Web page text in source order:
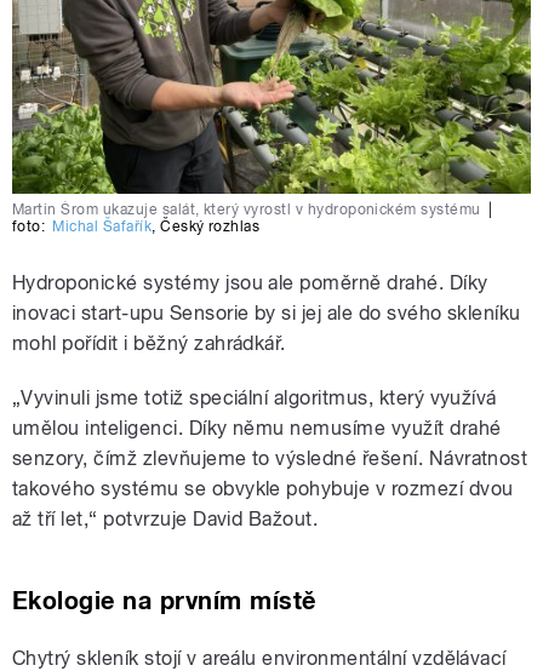
Martin Šrom ukazuje salát, který vyrostl v hydroponickém systému
foto: Michal Šafařík ,Český rozhlas
Hydroponické systémy jsou ale poměrně drahé. Díky
inovaci start-upu Sensorie by si jej ale do svého skleníku
mohl pořídit i běžný zahrádkář.
„Vyvinuli jsme totiž speciální algoritmus, který využívá
umělou inteligenci. Díky němu nemusíme využít drahé
senzory, čímž zlevňujeme to výsledné řešení. Návratnost
takového systému se obvykle pohybuje v rozmezí dvou
až tří let,“ potvrzuje David Bažout.
Ekologie na prvním místě
Chytrý skleník stojí v areálu environmentální vzdělávací